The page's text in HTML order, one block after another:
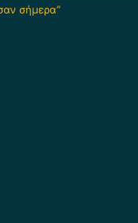
σήμερα”